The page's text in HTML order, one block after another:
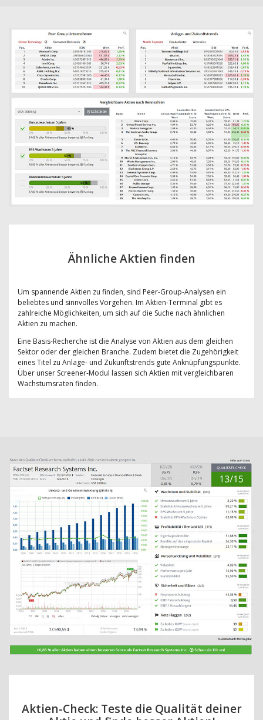
Ähnliche Aktien finden
Um spannende Aktien zu finden, sind Peer-Group-Analysen ein
beliebtes und sinnvolles Vorgehen. Im Aktien-Terminal gibt es
zahlreiche Möglichkeiten, um sich auf die Suche nach ähnlichen
Aktien zu machen.
Eine Basis-Recherche ist die Analyse von Aktien aus dem gleichen
Sektor oder der gleichen Branche. Zudem bietet die Zugehörigkeit
eines Titel zu Anlage- und Zukunftstrends gute Anknüpfungspunkte.
Über unser Screener-Modul lassen sich Aktien mit vergleichbaren
Wachstumsraten finden.
Aktien-Check: Teste die Qualität deiner